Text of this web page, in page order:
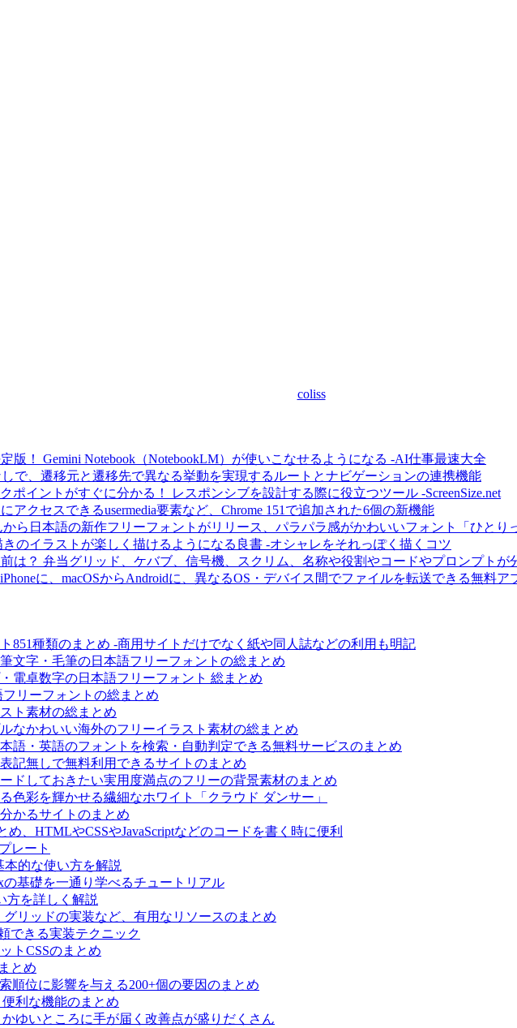
coliss
版！ Gemini Notebook（NotebookLM）が使いこなせるようになる -AI仕事最速大全
しで、遷移元と遷移先で異なる挙動を実現するルートとナビゲーションの連携機能
ポイントがすぐに分かる！ レスポンシブを設計する際に役立つツール -ScreenSize.net
アクセスできるusermedia要素など、Chrome 151で追加された6個の新機能
ら日本語の新作フリーフォントがリリース、パラパラ感がかわいいフォント「ひとり
のイラストが楽しく描けるようになる良書 -オシャレをそれっぽく描くコツ
は？ 弁当グリッド、ケバブ、信号機、スクリム、名称や役割やコードやプロンプトが
に、macOSからAndroidに、異なるOS・デバイス間でファイルを転送できる無料ア
851種類のまとめ -商用サイトだけでなく紙や同人誌などの利用も明記
文字・毛筆の日本語フリーフォントの総まとめ
電卓数字の日本語フリーフォント 総まとめ
リーフォントの総まとめ
ト素材の総まとめ
なかわいい海外のフリーイラスト素材の総まとめ
語・英語のフォントを検索・自動判定できる無料サービスのまとめ
記無しで無料利用できるサイトのまとめ
ドしておきたい実用度満点のフリーの背景素材のまとめ
色彩を輝かせる繊細なホワイト「クラウド ダンサー」
かるサイトのまとめ
、HTMLやCSSやJavaScriptなどのコードを書く時に便利
レート
本的な使い方を解説
の基礎を一通り学べるチュートリアル
方を詳しく解説
グリッドの実装など、有用なリソースのまとめ
できる実装テクニック
トCSSのまとめ
とめ
順位に影響を与える200+個の要因のまとめ
便利な機能のまとめ
ゆいところに手が届く改善点が盛りだくさん